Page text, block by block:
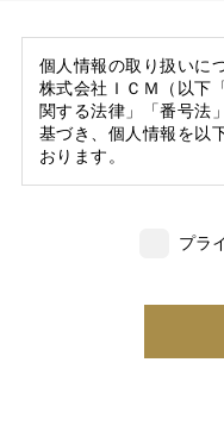
個人情報の取り扱いに
株式会社ＩＣＭ（以下
関する法律」「番号法
基づき、個人情報を以
おります。
いただいた個人情報の
(3) 当社は、当社で就
び当社が支払調書等を
プラ